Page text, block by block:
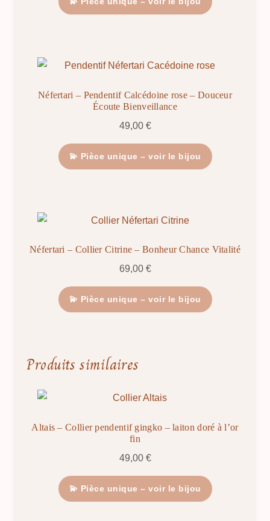
Néfertari – Pendentif Calcédoine rose – Douceur
Écoute Bienveillance
49,00 €
💫 Pièce unique – voir le bijou
Néfertari – Collier Citrine – Bonheur Chance Vitalité
69,00 €
💫 Pièce unique – voir le bijou
Produits similaires
Altais – Collier pendentif gingko – laiton doré à l’or
fin
49,00 €
💫 Pièce unique – voir le bijou